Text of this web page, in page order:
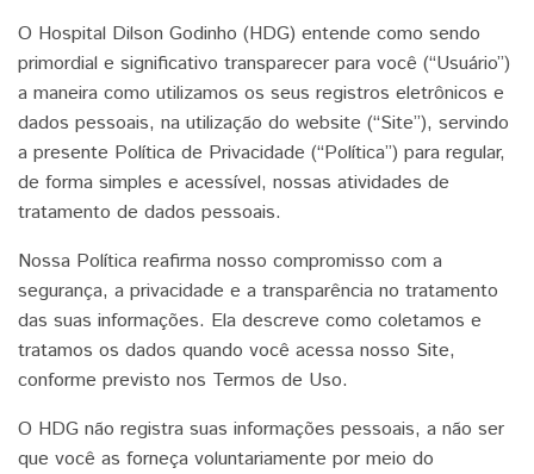
O Hospital Dilson Godinho (HDG) entende como sendo
primordial e significativo transparecer para você (“Usuário”)
a maneira como utilizamos os seus registros eletrônicos e
dados pessoais, na utilização do website (“Site”), servindo
a presente Política de Privacidade (“Política”) para regular,
de forma simples e acessível, nossas atividades de
tratamento de dados pessoais.
Nossa Política reafirma nosso compromisso com a
segurança, a privacidade e a transparência no tratamento
das suas informações. Ela descreve como coletamos e
tratamos os dados quando você acessa nosso Site,
conforme previsto nos Termos de Uso.
O HDG não registra suas informações pessoais, a não ser
que você as forneça voluntariamente por meio do